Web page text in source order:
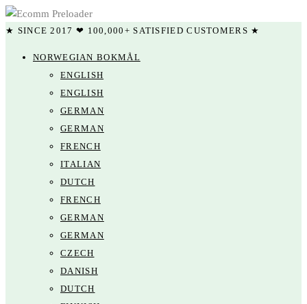
★ SINCE 2017 ❤ 100,000+ SATISFIED CUSTOMERS ★
NORWEGIAN BOKMÅL
ENGLISH
ENGLISH
GERMAN
GERMAN
FRENCH
ITALIAN
DUTCH
FRENCH
GERMAN
GERMAN
CZECH
DANISH
DUTCH